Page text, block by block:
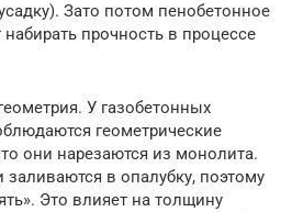
Зато потом пенобетонное
прочность в процессе
У газобетонных
геометрические
они нарезаются из монолита.
в опалубку, поэтому
Это влияет на толщину